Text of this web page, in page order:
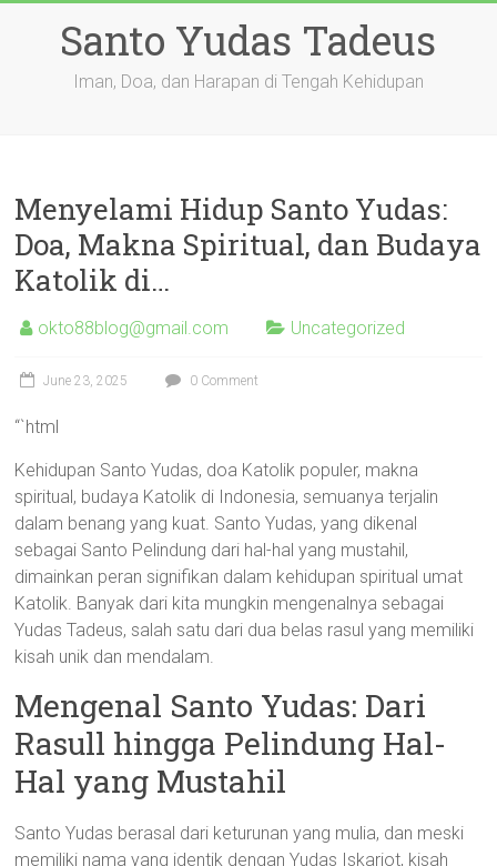
Santo Yudas Tadeus
Iman, Doa, dan Harapan di Tengah Kehidupan
Menyelami Hidup Santo Yudas:
Doa, Makna Spiritual, dan Budaya
Katolik di…
okto88blog@gmail.com Uncategorized
June 23, 2025 0 Comment
“`html
Kehidupan Santo Yudas, doa Katolik populer, makna
spiritual, budaya Katolik di Indonesia, semuanya terjalin
dalam benang yang kuat. Santo Yudas, yang dikenal
sebagai Santo Pelindung dari hal-hal yang mustahil,
dimainkan peran signifikan dalam kehidupan spiritual umat
Katolik. Banyak dari kita mungkin mengenalnya sebagai
Yudas Tadeus, salah satu dari dua belas rasul yang memiliki
kisah unik dan mendalam.
Mengenal Santo Yudas: Dari
Rasull hingga Pelindung Hal-
Hal yang Mustahil
Santo Yudas berasal dari keturunan yang mulia, dan meski
memiliki nama yang identik dengan Yudas Iskariot, kisah